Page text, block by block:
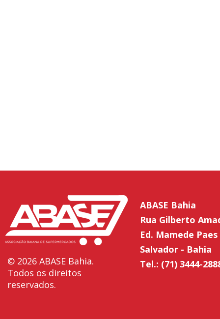
© 2026 ABASE Bahia.
Todos os direitos
reservados.
ABASE Bahia
Rua Gilberto
Ed. Mamede
Salvador - Bahia
Tel.: (71) 3444-